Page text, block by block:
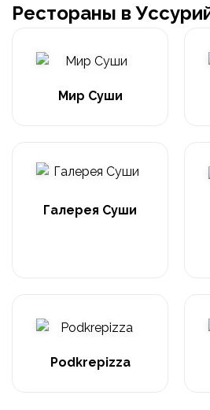
Рестораны в
Мир Суши
Галерея Суши
Podkrepizza